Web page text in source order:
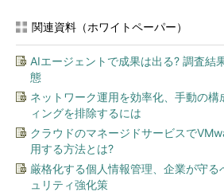
関連資料（ホワイトペーパー）
AIエージェントで成果は出る? 調査結
態
ネットワーク運用を効率化、手動の構
ィングを排除するには
クラウドのマネージドサービスで
用する方法とは?
厳格化する個人情報管理、企業が守
ュリティ強化策